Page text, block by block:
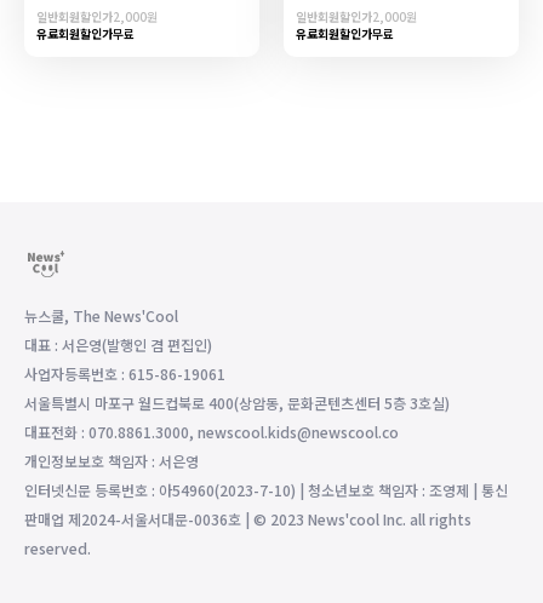
일반회원할인가2,000원
유료회원할인가무료
일반회원할인가2,000원
유료회원할인가무료
뉴스쿨, The News'Cool
대표 : 서은영(발행인 겸 편집인)
사업자등록번호 : 615-86-19061
서울특별시 마포구 월드컵북로 400(상암동, 문화콘텐츠센터 5층 3호실)
대표전화 : 070.8861.3000, newscool.kids@newscool.co
개인정보보호 책임자 : 서은영
인터넷신문 등록번호 : 아54960(2023-7-10) | 청소년보호 책임자 : 조영제 | 통신
판매업 제2024-서울서대문-0036호 | © 2023 News'cool Inc. all rights
reserved.